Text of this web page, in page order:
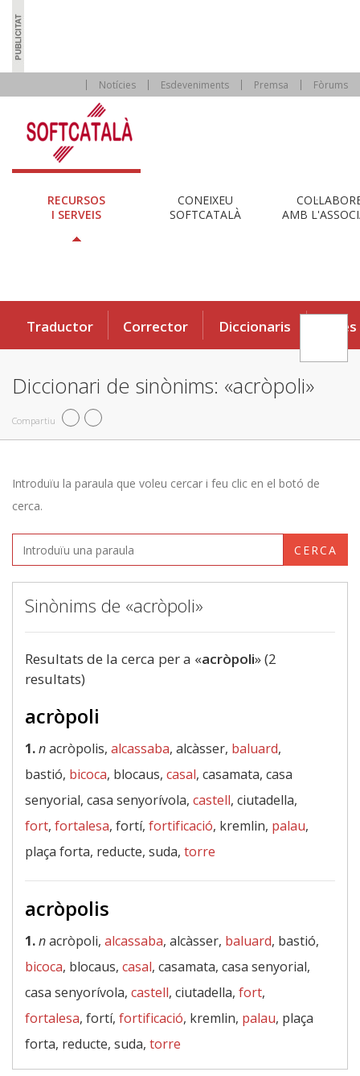
Notícies Esdeveniments Premsa Fòrums
RECURSOS
I SERVEIS
CONEIXEU
SOFTCATALÀ
AMB
Traductor Corrector Diccionaris Eines
Diccionari de sinònims: «acròpoli»
Compartiu
Introduïu la paraula que voleu cercar i feu clic en el botó de
cerca.
CERCA
Sinònims de «acròpoli»
Resultats de la cerca per a «acròpoli» (2
resultats)
acròpoli
1.nacròpolis, alcassaba, alcàsser, baluard,
bastió, bicoca, blocaus, casal, casamata, casa
senyorial, casa senyorívola, castell, ciutadella,
fort, fortalesa, fortí, fortificació, kremlin, palau,
plaça forta, reducte, suda, torre
acròpolis
1.nacròpoli, alcassaba, alcàsser, baluard, bastió,
bicoca, blocaus, casal, casamata, casa senyorial,
casa senyorívola, castell, ciutadella, fort,
fortalesa, fortí, fortificació, kremlin, palau, plaça
forta, reducte, suda, torre